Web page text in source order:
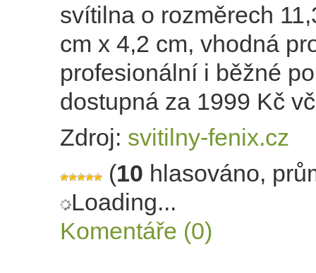
svítilna o rozměrech
cm x 4,2 cm, vhodná
profesionální i běžné
dostupná za 1999 Kč
Zdroj: svitilny-fenix.cz
(10 hlasováno,
Loading...
Komentáře (0)